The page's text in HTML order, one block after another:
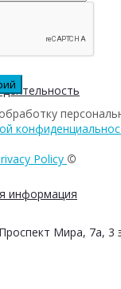
информация
Policy ©
Мира, 7а, 3